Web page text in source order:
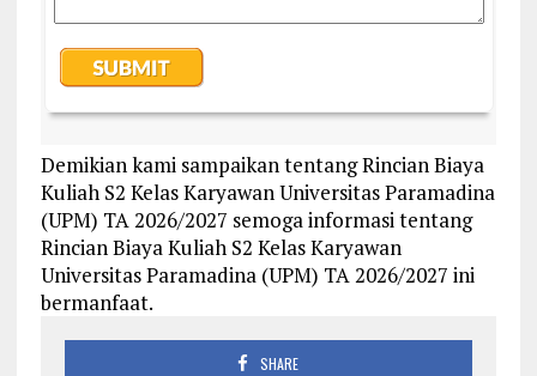
Demikian kami sampaikan tentang Rincian Biaya
Kuliah S2 Kelas Karyawan Universitas Paramadina
(UPM) TA 2026/2027 semoga informasi tentang
Rincian Biaya Kuliah S2 Kelas Karyawan
Universitas Paramadina (UPM) TA 2026/2027 ini
bermanfaat.
SHARE